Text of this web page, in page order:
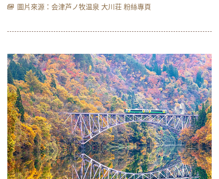
圖片來源：会津芦ノ牧温泉 大川荘 粉絲專頁